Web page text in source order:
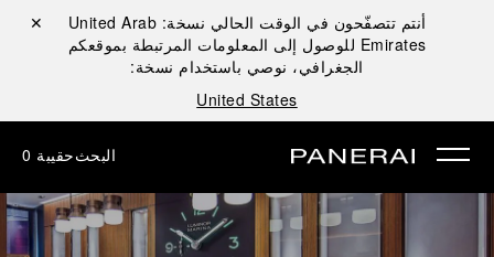
أنتم تتصفّحون في الوقت الحالي نسخة: United Arab
Emirates للوصول إلى المعلومات المرتبطة بموقعكم
الجغرافي، نوصي باستخدام نسخة:
United States
إغلاق ✕
البحثحقيبة 0